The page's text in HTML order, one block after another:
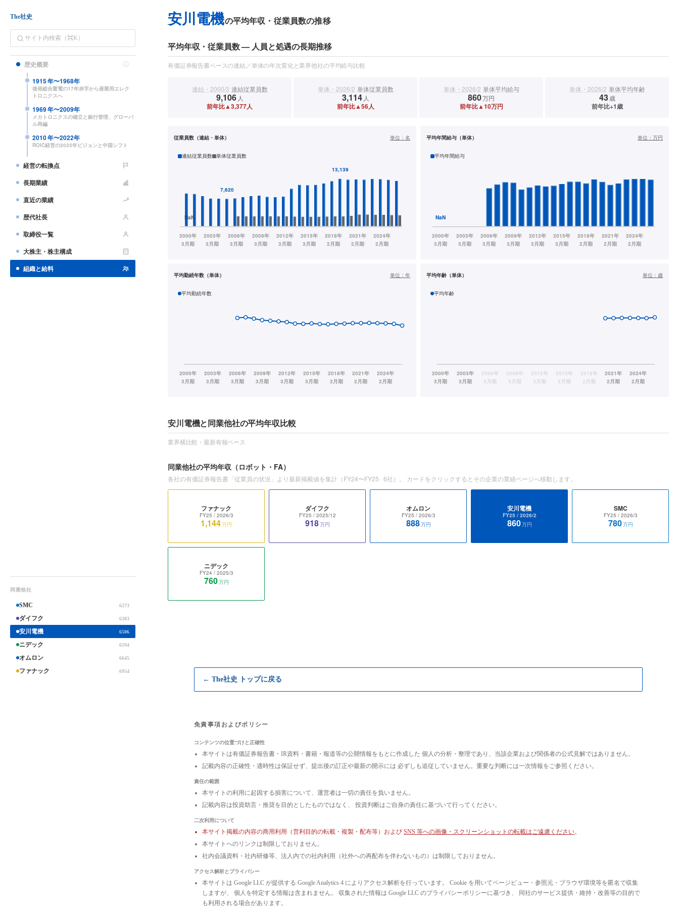
The社史
歴史概要
1915年〜1968年
後発総合重電の17年赤字から産業用エレク
トロニクスへ
1969年〜2009年
メカトロニクスの確立と銀行管理、グローバ
ル再編
2010年〜2022年
ROIC経営の2025年ビジョンと中国シフト
経営の転換点
長期業績
直近の業績
歴代社長
取締役一覧
大株主・株主構成
組織と給料
同業他社
SMC 6273
ダイフク 6383
安川電機 6506
ニデック 6594
オムロン 6645
ファナック 6954
安川電機の平均年収・従業員数の推移
平均年収・従業員数 — 人員と処遇の長期推移
有価証券報告書ベースの連結／単体の年次変化と業界他社の平均給与比較
連結・2000/3 連結従業員数
9,106 人
前年比▲3,377人
単体・2026/2 単体従業員数
3,114 人
前年比▲56人
単体・2026/2 単体平均給与
860万円
前年比▲10万円
単体・2026/2 単体平均年齢
43 歳
前年比+1歳
従業員数（連結・単体） 単位： 名
連結従業員数 単体従業員数
平均年間給与（単体） 単位： 万円
平均年間給与
平均勤続年数（単体） 単位： 年
平均勤続年数
平均年齢（単体） 単位： 歳
平均年齢
安川電機と同業他社の平均年収比較
業界横比較・最新有報ベース
同業他社の平均年収 （ロボット・FA）
各社の有価証券報告書「従業員の状況」より最新掲載値を集計（FY24〜FY25 · 6社）。 カードをクリックするとその企業の業績ページへ移動します。
ファナック
FY25 / 2026/3
1,144万円
ダイフク
FY25 / 2025/12
918万円
オムロン
FY25 / 2026/3
888万円
安川電機
FY25 / 2026/2
860万円
SMC
FY25 / 2026/3
780万円
ニデック
FY24 / 2025/3
760万円
← The社史 トップに戻る
免責事項およびポリシー
コンテンツの位置づけと正確性
本サイトは有価証券報告書・IR資料・書籍・報道等の公開情報をもとに作成した 個人の分析・整理であり、当該企業および関係者の公式見解ではありません。
記載内容の正確性・適時性は保証せず、提出後の訂正や最新の開示には 必ずしも追従していません。重要な判断には一次情報をご参照ください。
責任の範囲
本サイトの利用に起因する損害について、運営者は一切の責任を負いません。
記載内容は投資助言・推奨を目的としたものではなく、 投資判断はご自身の責任に基づいて行ってください。
二次利用について
本サイト掲載の内容の商用利用（営利目的の転載・複製・配布等）および SNS 等への画像・スクリーンショットの転載はご遠慮ください。
本サイトへのリンクは制限しておりません。
社内会議資料・社内研修等、法人内での社内利用（社外への再配布を伴わないもの）は制限しておりません。
アクセス解析とプライバシー
本サイトは Google LLC が提供する Google Analytics 4 によりアクセス解析を行っています。 Cookie を用いてページビュー・参照元・ブラウザ環境等を匿名で収集
しますが、 個人を特定する情報は含まれません。 収集された情報は Google LLC のプライバシーポリシーに基づき、 同社のサービス提供・維持・改善等の目的で
も利用される場合があります。